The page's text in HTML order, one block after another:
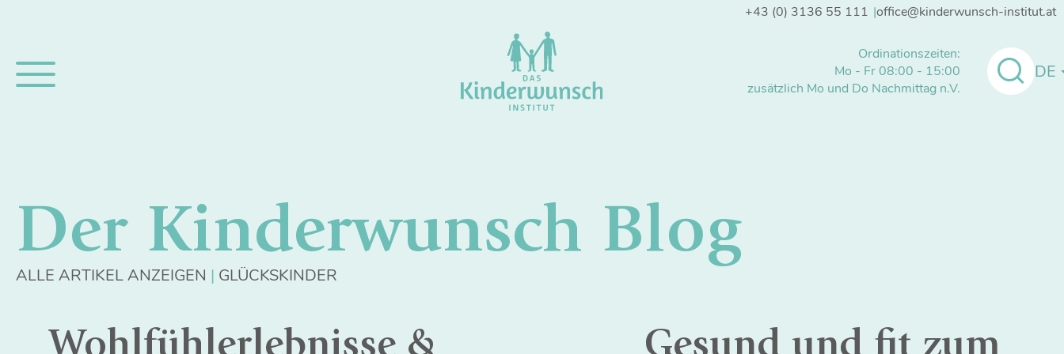
+43 (0) 3136 55 111 office@kinderwunsch-institut.at
Ordinationszeiten:
Mo - Fr 08:00 - 15:00
zusätzlich Mo und Do Nachmittag n.V.
DE
Der Kinderwunsch Blog
ALLE ARTIKEL ANZEIGEN GLÜCKSKINDER